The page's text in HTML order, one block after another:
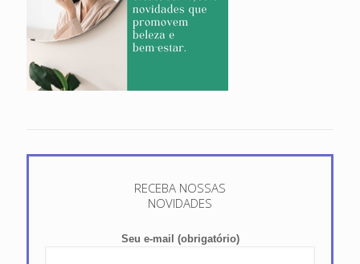
RECEBA NOSSAS
NOVIDADES
Seu e-mail (obrigatório)